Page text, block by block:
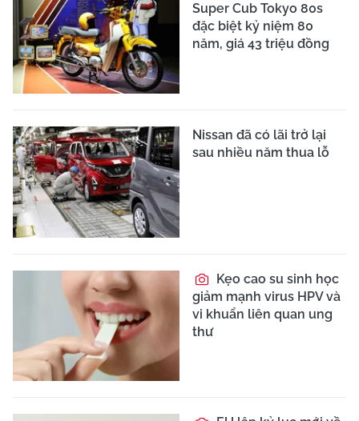
Super Cub Tokyo 80s
đặc biệt kỷ niệm 80
năm, giá 43 triệu đồng
Nissan đã có lãi trở lại
sau nhiều năm thua lỗ
Kẹo cao su sinh học
giảm mạnh virus HPV và
vi khuẩn liên quan ung
thư